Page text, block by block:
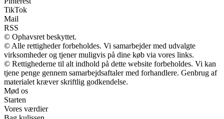
TikTok
Mail
RSS
© Ophavsret beskyttet.
© Alle rettigheder forbeholdes. Vi samarbejder med udvalgte
virksomheder og tjener muligvis på dine køb via vores links.
© Rettighederne til alt indhold på dette website forbeholdes. Vi kan
tjene penge gennem samarbejdsaftaler med forhandlere. Genbrug af
materialet kræver skriftlig godkendelse.
Mød os
Starten
Vores værdier